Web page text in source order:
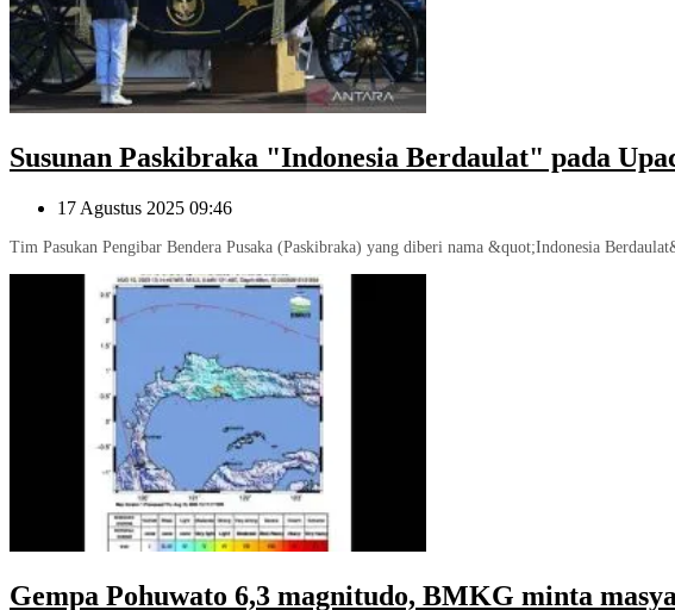
Susunan Paskibraka "Indonesia Berdaulat" pada
17 Agustus 2025 09:46
Tim Pasukan Pengibar Bendera Pusaka (Paskibraka) yang diberi nama &quot;Indonesia
Gempa Pohuwato 6,3 magnitudo, BMKG minta